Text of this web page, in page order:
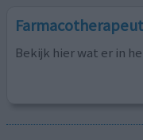
Bekijk hier wat er in